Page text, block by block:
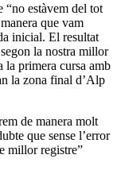
“no estàvem del tot
que vam
inicial. El resultat
la nostra millor
la primera cursa amb
la zona final d’Alp
de manera molt
que sense l’error
millor registre”